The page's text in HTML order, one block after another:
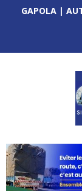
GAPOLA |